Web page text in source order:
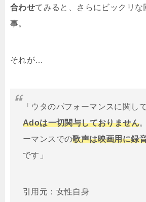
合わせてみると、さらにビックリな
事。
それが…
「ウタのパフォーマンスに関し
Adoは一切関与しておりません
ーマンスでの歌声は映画用に録
です」
引用元：女性自身